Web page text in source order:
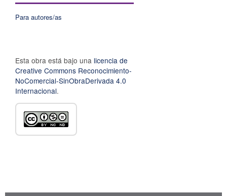
Para autores/as
Esta obra está bajo una licencia de
Creative Commons Reconocimiento-
NoComercial-SinObraDerivada 4.0
Internacional.